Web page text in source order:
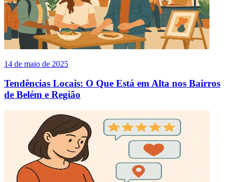
14 de maio de 2025
Tendências Locais: O Que Está em Alta nos Bairros
de Belém e Região